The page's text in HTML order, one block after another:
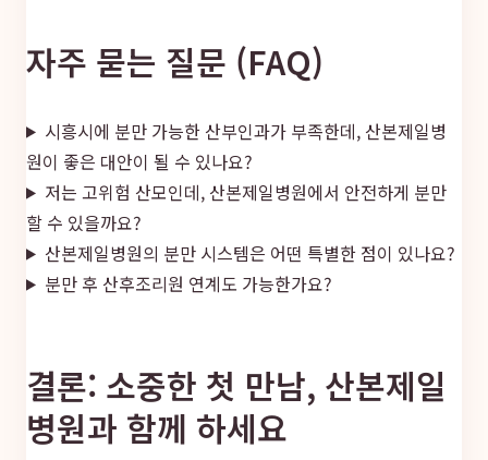
자주 묻는 질문 (FAQ)
시흥시에 분만 가능한 산부인과가 부족한데, 산본제일병
원이 좋은 대안이 될 수 있나요?
저는 고위험 산모인데, 산본제일병원에서 안전하게 분만
할 수 있을까요?
산본제일병원의 분만 시스템은 어떤 특별한 점이 있나요?
분만 후 산후조리원 연계도 가능한가요?
결론: 소중한 첫 만남, 산본제일
병원과 함께 하세요